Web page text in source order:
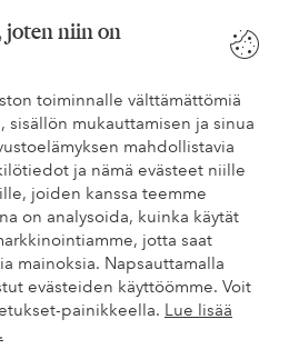
joten niin on
toiminnalle välttämättömiä
sisällön mukauttamisen ja sinua
mahdollistavia
ja nämä evästeet niille
joiden kanssa teemme
on analysoida, kuinka käytät
jotta saat
mainoksia. Napsauttamalla
evästeiden käyttöömme. Voit
painikkeella. Lue lisää
kysyttyihin kysymyksiin usein
myös tietoa siitä, miten voit ottaa
Tilaukset Maksutavat